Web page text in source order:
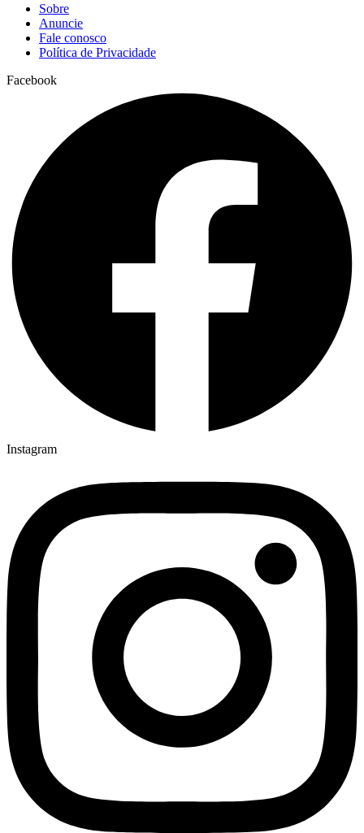
Sobre
Anuncie
Fale conosco
Política de Privacidade
Facebook
Instagram